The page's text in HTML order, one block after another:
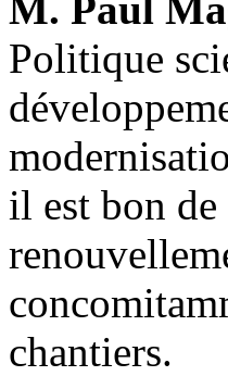
Politique
il est bon
chantiers.